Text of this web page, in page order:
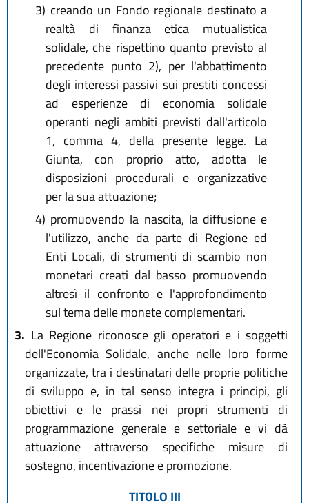
3) creando un Fondo regionale destinato a
realtà di finanza etica mutualistica
solidale, che rispettino quanto previsto al
precedente punto 2), per l'abbattimento
degli interessi passivi sui prestiti concessi
ad esperienze di economia solidale
operanti negli ambiti previsti dall'articolo
1, comma 4, della presente legge. La
Giunta, con proprio atto, adotta le
disposizioni procedurali e organizzative
per la sua attuazione;
4) promuovendo la nascita, la diffusione e
l'utilizzo, anche da parte di Regione ed
Enti Locali, di strumenti di scambio non
monetari creati dal basso promuovendo
altresì il confronto e l'approfondimento
sul tema delle monete complementari.
3. La Regione riconosce gli operatori e i soggetti
dell'Economia Solidale, anche nelle loro forme
organizzate, tra i destinatari delle proprie politiche
di sviluppo e, in tal senso integra i principi, gli
obiettivi e le prassi nei propri strumenti di
programmazione generale e settoriale e vi dà
attuazione attraverso specifiche misure di
sostegno, incentivazione e promozione.
TITOLO III